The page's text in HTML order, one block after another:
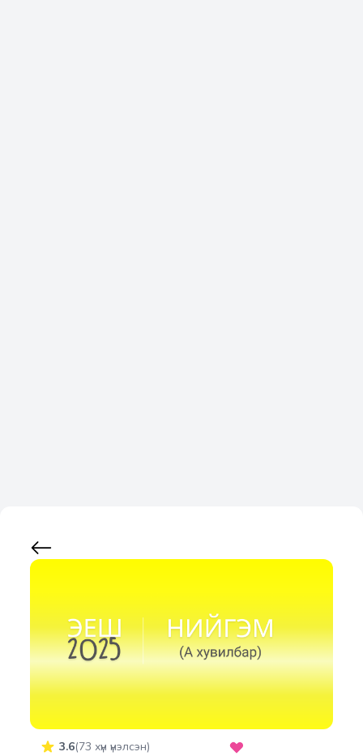
3.6(73 хүн үнэлсэн)